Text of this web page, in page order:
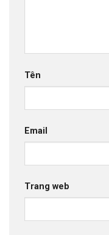
Tên
Email
Trang web